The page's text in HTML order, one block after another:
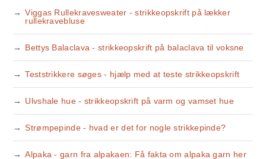
Viggas Rullekravesweater - strikkeopskrift på lækker
rullekravebluse
Bettys Balaclava - strikkeopskrift på balaclava til voksne
Teststrikkere søges - hjælp med at teste strikkeopskrift
Ulvshale hue - strikkeopskrift på varm og vamset hue
Strømpepinde - hvad er det for nogle strikkepinde?
Alpaka - garn fra alpakaen: Få fakta om alpaka garn her